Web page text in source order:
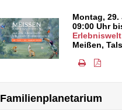
Montag,
09:00 Uhr
Meißen,
Familienplanetarium